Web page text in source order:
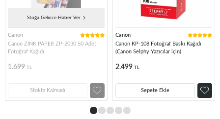
Stoğa Gelince Haber Ver
Canon
Canon ZINK PAPER ZP-2030 50 Adet
Fotoğraf Kağıdı
1.699 TL
Stokta Kalmadı
Canon
Canon KP-108 Fotoğraf Baskı Kağıdı
(Canon Selphy Yazıcılar için)
2.499 TL
Sepete Ekle